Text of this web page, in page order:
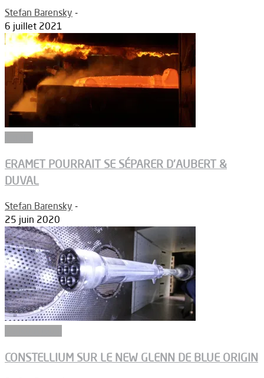
Stefan Barensky -
6 juillet 2021
ERAMET POURRAIT SE SÉPARER D’AUBERT &
DUVAL
Stefan Barensky -
25 juin 2020
CONSTELLIUM SUR LE NEW GLENN DE BLUE ORIGIN